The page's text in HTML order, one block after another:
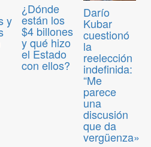
y
¿Dónde
están los
$4 billones
y qué hizo
el Estado
con ellos?
Darío
Kubar
cuestionó
la
reelección
indefinida:
“Me
parece
una
discusión
que da
vergüenza»